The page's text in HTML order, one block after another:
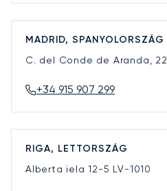
MADRID, SPANYOLORSZÁG
C. del Conde de Aranda, 22
+34 915 907 299
RIGA, LETTORSZÁG
Alberta iela 12-5 LV-1010